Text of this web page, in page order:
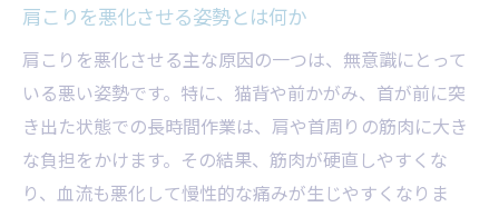
再発防止を目指した肩こり改善のコツ
肩こり再発防止のための習慣チェック表
肩こり改善に必要な生活リズムの整え方
長期的な肩こり対策のポイント解説
肩こりを悪化させる姿勢とは何か
肩こりを悪化させる主な原因の一つは、無意識にとって
いる悪い姿勢です。特に、猫背や前かがみ、首が前に突
き出た状態での長時間作業は、肩や首周りの筋肉に大き
な負担をかけます。その結果、筋肉が硬直しやすくな
り、血流も悪化して慢性的な痛みが生じやすくなりま